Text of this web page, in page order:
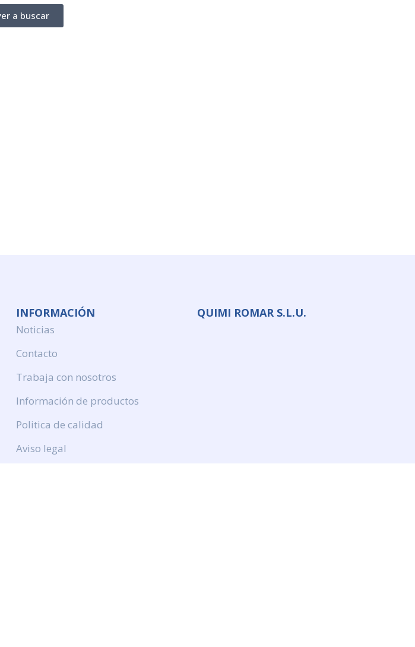
a buscar
INFORMACIÓN
Noticias
Contacto
Trabaja con nosotros
Información de productos
Politica de calidad
Aviso legal
QUIMI ROMAR S.L.U.